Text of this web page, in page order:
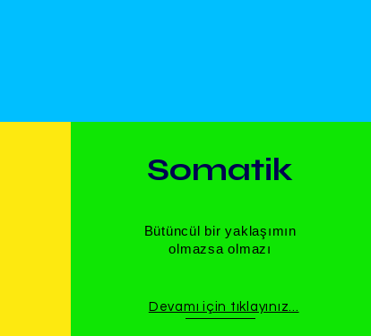
Somatik
​Bütüncül bir yaklaşımın
olmazsa olmazı
Devamı için tıklayınız...